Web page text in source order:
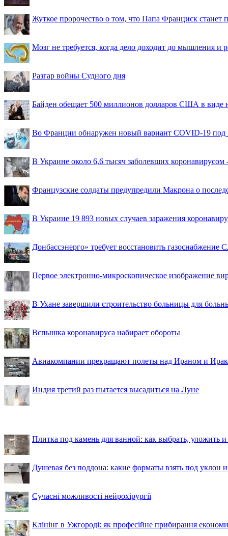
Жуткое пророчество о том, что Папа Франциск
Мозг не требуется, когда дело доходит до мышления и
Разгар войны Судного дня
Байден обещает 500 миллионов долларов США в
Во Франции обнаружен новый вариант COVID-19 под
В Украине около 6,6 тысяч заболевших коронавирусом
Французские солдаты предупредили Макрона о
В Украине 19 893 новых случаев заражения
Донбассэнерго» требует восстановить газоснабжение
Первое электронно-микроскопическое изображение
В Ухане завершили строительство больницы для
Вспышка коронавируса набирает обороты
Авиакомпании прекращают полеты над Ираном и
Индия третий раз пытается высадиться на Луне
Плитка под камень для ванной: как выбрать, уложить
Душевая без поддона: какие форматы взять под уклон
Сучасні можливості нейрохірургії
Клінінг в Ужгороді: як професійне прибирання